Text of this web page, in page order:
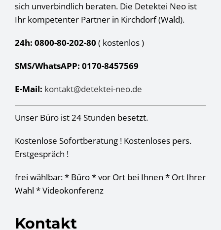
sich unverbindlich beraten. Die Detektei Neo ist
Ihr kompetenter Partner in Kirchdorf (Wald).
24h: 0800-80-202-80 ( kostenlos)
SMS/WhatsAPP: 0170-8457569
E-Mail: kontakt@detektei-neo.de
Unser Büro ist 24 Stunden besetzt.
Kostenlose Sofortberatung ! Kostenloses pers.
Erstgespräch !
frei wählbar: * Büro * vor Ort bei Ihnen * Ort Ihrer
Wahl * Videokonferenz
Kontakt